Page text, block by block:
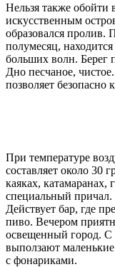
Нельзя также
искусственным
образовался
полумесяц,
больших волн. Берег
Дно песчаное,
позволяет безопасно
При температуре
составляет около 30
каяках, катамаранах,
специальный причал.
Действует бар, где
пиво. Вечером
освещенный город. С
выползают
с фонариками.